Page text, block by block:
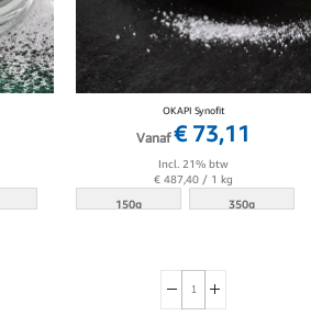
OKAPI Synofit
Vanaf € 73,11
Incl. 21% btw
€ 487,40 / 1 kg
150g
350g